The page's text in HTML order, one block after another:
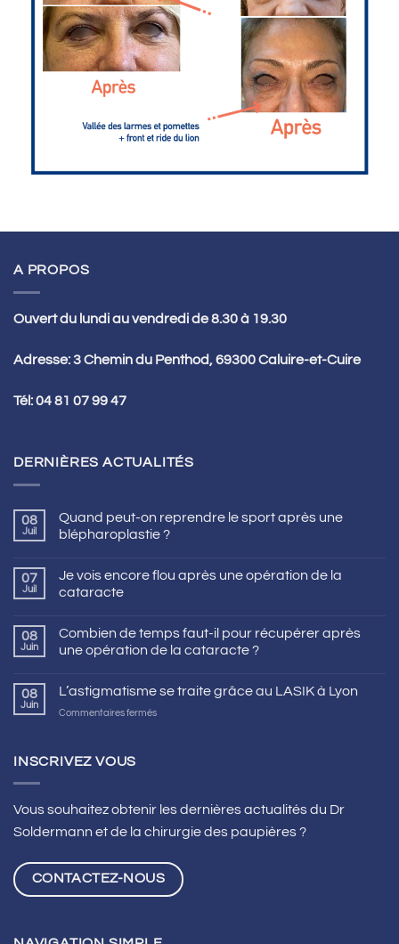
A PROPOS
Ouvert du lundi au vendredi de 8.30 à 19.30
Adresse: 3 Chemin du Penthod, 69300 Caluire-et-Cuire
Tél:04 81 07 99 47
DERNIÈRES ACTUALITÉS
08
Juil
Quand peut-on reprendre le sport après une
blépharoplastie ?
07
Juil
Je vois encore flou après une opération de la
cataracte
08
Juin
Combien de temps faut-il pour récupérer après
une opération de la cataracte ?
08
Juin
L’astigmatisme se traite grâce au LASIK à Lyon
Commentaires ferméssur
LASIK
Lyon
INSCRIVEZ VOUS
Vous souhaitez obtenir les dernières actualités du Dr
Soldermann et de la chirurgie des paupières ?
CONTACTEZ-NOUS